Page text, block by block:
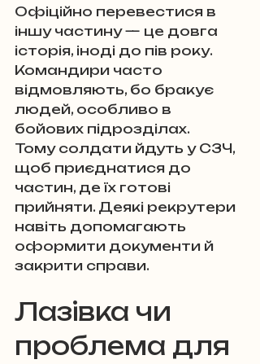
Офіційно перевестися в
іншу частину — це довга
історія, іноді до пів року.
Командири часто
відмовляють, бо бракує
людей, особливо в
бойових підрозділах.
Тому солдати йдуть у СЗЧ,
щоб приєднатися до
частин, де їх готові
прийняти. Деякі рекрутери
навіть допомагають
оформити документи й
закрити справи.
Лазівка чи
проблема для